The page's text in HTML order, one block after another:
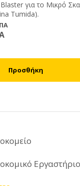
για το Μικρό
Tumida).
Εργαστήριο